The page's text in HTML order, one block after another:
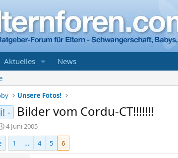
Aktuelles News
Unsere Fotos!
- Bilder vom Cordu-CT!!!!!!!
E
r
t
4 Juni 2005
1 … 4 5 6